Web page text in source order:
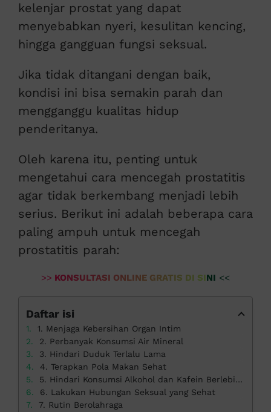
kelenjar prostat yang dapat
menyebabkan nyeri, kesulitan kencing,
hingga gangguan fungsi seksual.
Jika tidak ditangani dengan baik,
kondisi ini bisa semakin parah dan
mengganggu kualitas hidup
penderitanya.
Oleh karena itu, penting untuk
mengetahui cara mencegah prostatitis
agar tidak berkembang menjadi lebih
serius. Berikut ini adalah beberapa cara
paling ampuh untuk mencegah
prostatitis parah:
>> KONSULTASI ONLINE GRATIS DI SINI <<
Daftar isi
1. Menjaga Kebersihan Organ Intim
2. Perbanyak Konsumsi Air Mineral
3. Hindari Duduk Terlalu Lama
4. Terapkan Pola Makan Sehat
5. Hindari Konsumsi Alkohol dan Kafein Berlebihan
6. Lakukan Hubungan Seksual yang Sehat
7. Rutin Berolahraga